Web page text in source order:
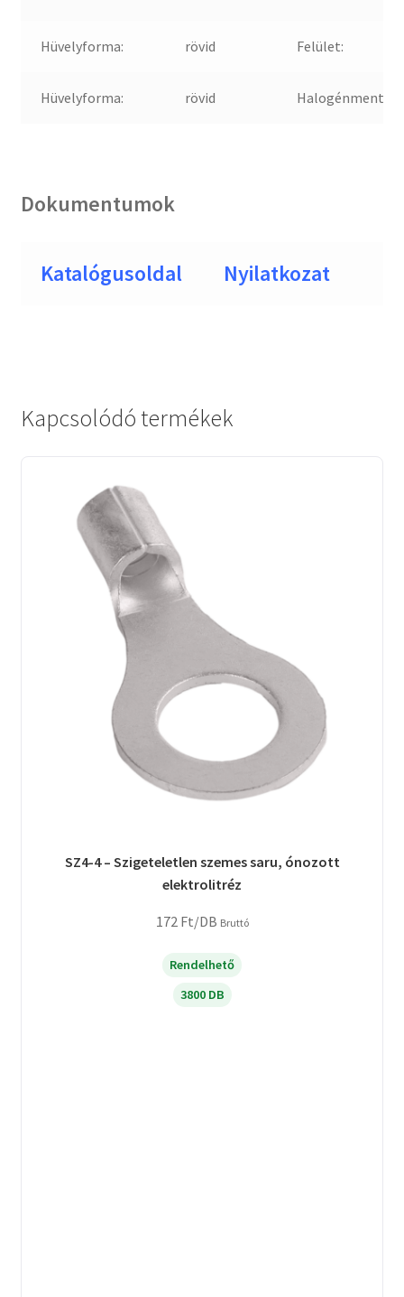
Hüvelyforma: rövid Felület:
Hüvelyforma: rövid Halogénmentes:
Dokumentumok
Katalógusoldal Nyilatkozat
Kapcsolódó termékek
SZ4-4 – Szigeteletlen szemes saru, ónozott
elektrolitréz
172 Ft/DB Bruttó
Rendelhető
3800 DB